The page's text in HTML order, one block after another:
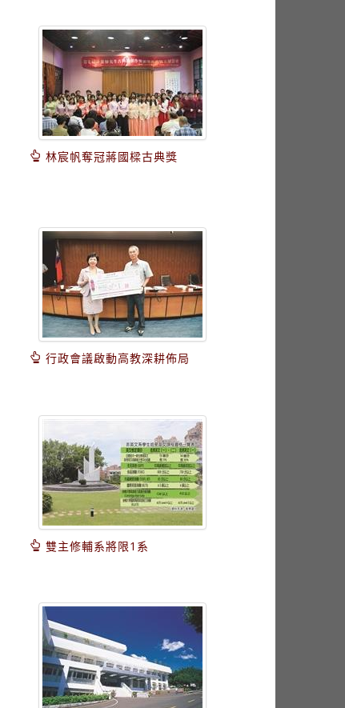
林宸帆奪冠蔣國樑古典獎
行政會議啟動高教深耕佈局
雙主修輔系將限1系